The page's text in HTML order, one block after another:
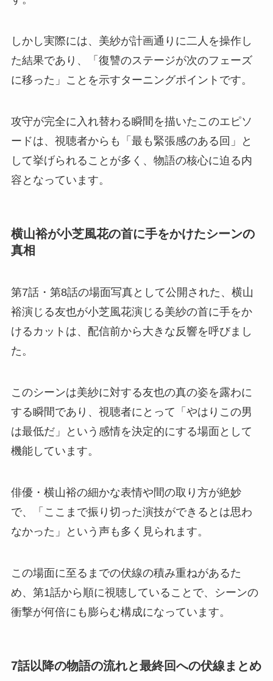
しかし実際には、美紗が計画通りに二人を操作し
た結果であり、「復讐のステージが次のフェーズ
に移った」ことを示すターニングポイントです。
攻守が完全に入れ替わる瞬間を描いたこのエピソ
ードは、視聴者からも「最も緊張感のある回」と
して挙げられることが多く、物語の核心に迫る内
容となっています。
横山裕が小芝風花の首に手をかけたシーンの
真相
第7話・第8話の場面写真として公開された、横山
裕演じる友也が小芝風花演じる美紗の首に手をか
けるカットは、配信前から大きな反響を呼びまし
た。
このシーンは美紗に対する友也の真の姿を露わに
する瞬間であり、視聴者にとって「やはりこの男
は最低だ」という感情を決定的にする場面として
機能しています。
俳優・横山裕の細かな表情や間の取り方が絶妙
で、「ここまで振り切った演技ができるとは思わ
なかった」という声も多く見られます。
この場面に至るまでの伏線の積み重ねがあるた
め、第1話から順に視聴していることで、シーンの
衝撃が何倍にも膨らむ構成になっています。
7話以降の物語の流れと最終回への伏線まとめ